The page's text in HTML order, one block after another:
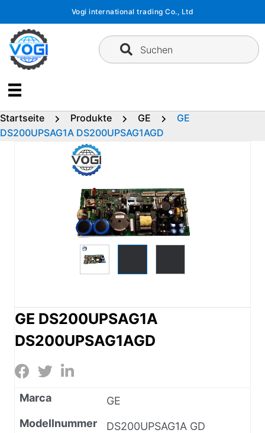
springen
Vogi international trading Co., Ltd
Suchen
Startseite Produkte GE
GE
DS200UPSAG1A DS200UPSAG1AGD
GE DS200UPSAG1A
DS200UPSAG1AGD
Marca
GE
Modellnummer
DS200UPSAG1A GD